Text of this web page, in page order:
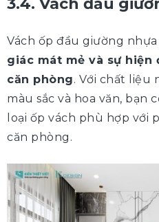
3.4. Vách đầu
Vách ốp đầu giường nhựa
giác mát mẻ và sự hiện
căn phòng. Với chất liệu
màu sắc và hoa văn, bạn
loại ốp vách phù hợp với
căn phòng.